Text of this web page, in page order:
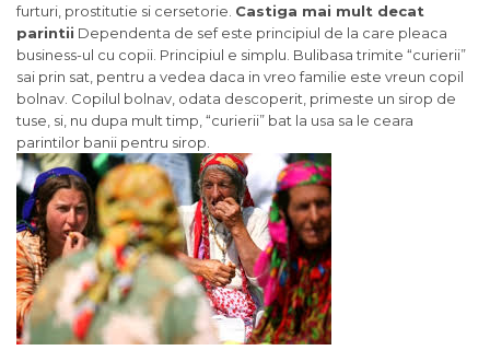
furturi, prostitutie si cersetorie. Castiga mai mult decat
parintii Dependenta de sef este principiul de la care pleaca
business-ul cu copii. Principiul e simplu. Bulibasa trimite “curierii”
sai prin sat, pentru a vedea daca in vreo familie este vreun copil
bolnav. Copilul bolnav, odata descoperit, primeste un sirop de
tuse, si, nu dupa mult timp, “curierii” bat la usa sa le ceara
parintilor banii pentru sirop.